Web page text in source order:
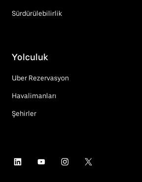
Sürdürülebilirlik
Yolculuk
Uber Rezervasyon
Havalimanları
Şehirler